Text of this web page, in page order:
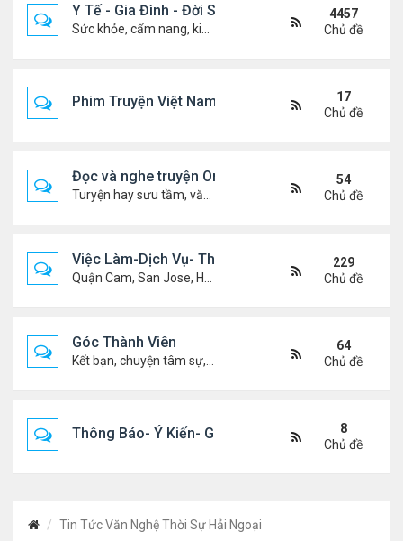
Y Tế - Gia Đình - Đời Sống
4457
Chủ đề
Phim Truyện Việt Nam Online
17
Chủ đề
Đọc và nghe truyện Online
54
Chủ đề
Việc Làm-Dịch Vụ- Thuê Nhà
229
Chủ đề
Góc Thành Viên
64
Chủ đề
Thông Báo- Ý Kiến- Góp Ý- Liên Lạc
8
Chủ đề
Tin Tức Văn Nghệ Thời Sự Hải Ngoại